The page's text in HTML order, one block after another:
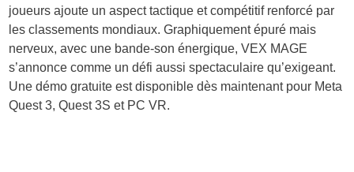
joueurs ajoute un aspect tactique et compétitif renforcé par
les classements mondiaux. Graphiquement épuré mais
nerveux, avec une bande-son énergique, VEX MAGE
s’annonce comme un défi aussi spectaculaire qu’exigeant.
Une démo gratuite est disponible dès maintenant pour Meta
Quest 3, Quest 3S et PC VR.